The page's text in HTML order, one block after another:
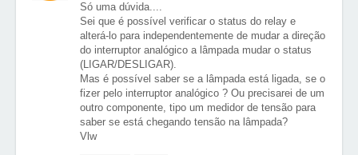
Só uma dúvida....
Sei que é possível verificar o status do relay e
alterá-lo para independentemente de mudar a direção
do interruptor analógico a lâmpada mudar o status
(LIGAR/DESLIGAR).
Mas é possível saber se a lâmpada está ligada, se o
fizer pelo interruptor analógico ? Ou precisarei de um
outro componente, tipo um medidor de tensão para
saber se está chegando tensão na lâmpada?
Vlw